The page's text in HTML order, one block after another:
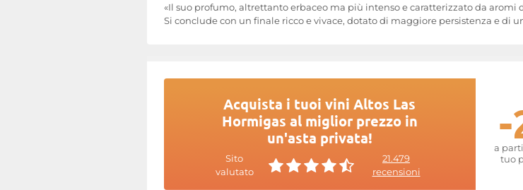
«Il suo profumo, altrettanto erbaceo ma più intenso e caratterizzato da
Si conclude con un finale ricco e vivace, dotato di maggiore persistenza e di
Acquista i tuoi vini Altos Las
Hormigas al miglior prezzo in
un'asta privata!
Sito
valutato
21.479
recensioni
-
a
tuo